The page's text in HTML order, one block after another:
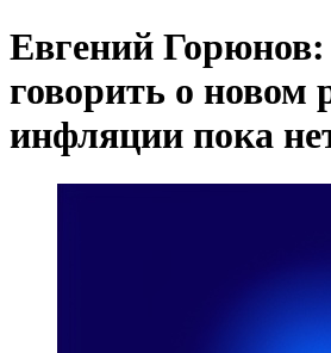
Евгений
говорить о новом
инфляции пока